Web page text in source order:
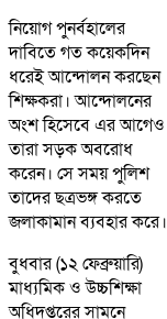
নিয়োগ পুনর্বহালের
দাবিতে গত কয়েকদিন
ধরেই আন্দোলন করছেন
শিক্ষকরা। আন্দোলনের
অংশ হিসেবে এর আগেও
তারা সড়ক অবরোধ
করেন। সে সময় পুলিশ
তাদের ছত্রভঙ্গ করতে
জলাকামান ব্যবহার করে।
বুধবার (১২ ফেব্রুয়ারি)
মাধ্যমিক ও উচ্চশিক্ষা
অধিদপ্তরের সামনে